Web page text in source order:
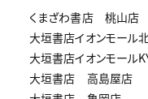
くまざわ書店 桃山店
大垣書店イオンモール
大垣書店イオンモール
大垣書店 高島屋店